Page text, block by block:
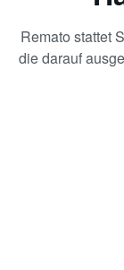
Remato stattet
die darauf